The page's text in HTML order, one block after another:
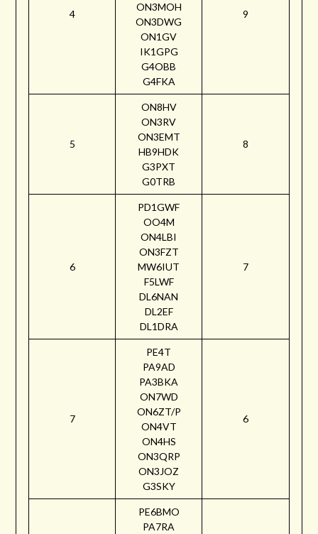
4
ON3MOH
ON3DWG
ON1GV
IK1GPG
G4OBB
G4FKA
9
5
ON8HV
ON3RV
ON3EMT
HB9HDK
G3PXT
G0TRB
8
6
PD1GWF
OO4M
ON4LBI
ON3FZT
MW6IUT
F5LWF
DL6NAN
DL2EF
DL1DRA
7
7
PE4T
PA9AD
PA3BKA
ON7WD
ON6ZT/P
ON4VT
ON4HS
ON3QRP
ON3JOZ
G3SKY
6
PE6BMO
PA7RA